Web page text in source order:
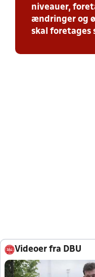
niveauer,
ændringer og
skal foretages
Videoer fra DBU